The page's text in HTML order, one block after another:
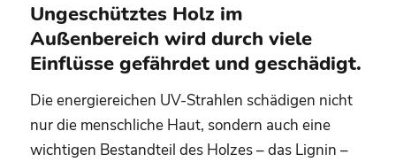
Ungeschütztes Holz im
Außenbereich wird durch viele
Einflüsse gefährdet und geschädigt.
Die energiereichen UV-Strahlen schädigen nicht
nur die menschliche Haut, sondern auch eine
wichtigen Bestandteil des Holzes – das Lignin –